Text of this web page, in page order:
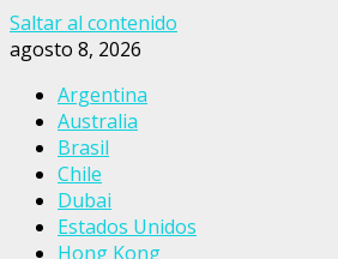
Saltar al contenido
agosto 8, 2026
Argentina
Australia
Brasil
Chile
Dubai
Estados Unidos
Hong Kong